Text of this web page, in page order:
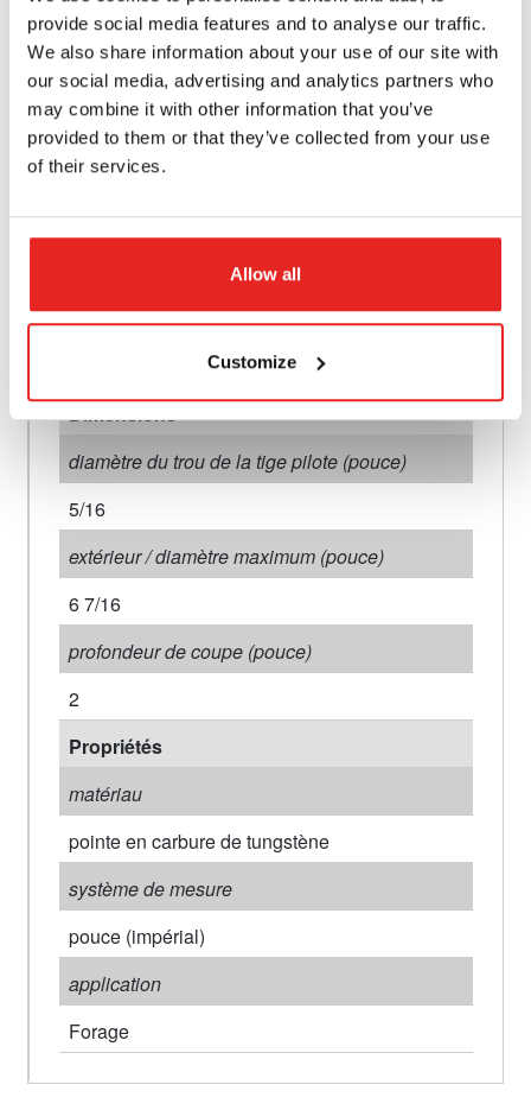
provide social media features and to analyse our traffic.
We also share information about your use of our site with
our social media, advertising and analytics partners who
may combine it with other information that you’ve
provided to them or that they’ve collected from your use
of their services.
Allow all
Customize
Propriétés
Connexion
modèle de connexion 1
extérieur
connexion 1 taille (pouce)
type de connexion 1
Dimensions
diamètre du trou de la tige pilote (pouce)
5/16
extérieur / diamètre maximum (pouce)
6 7/16
profondeur de coupe (pouce)
2
Propriétés
matériau
pointe en carbure de tungstène
système de mesure
pouce (impérial)
application
Forage